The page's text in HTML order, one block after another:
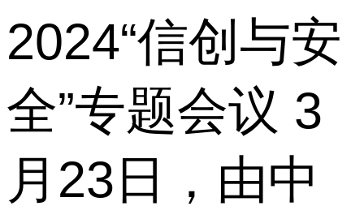
2024“信创与安
全”专题会议 3
月23日，由中